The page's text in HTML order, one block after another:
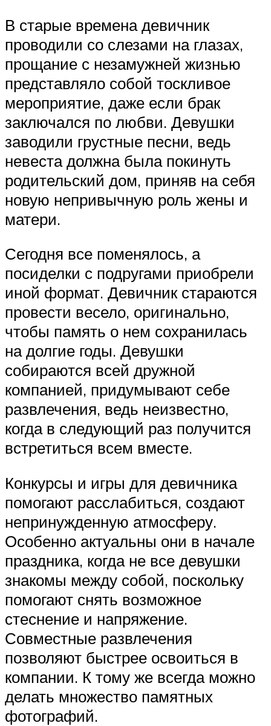
В старые времена девичник
проводили со слезами на глазах,
прощание с незамужней жизнью
представляло собой тоскливое
мероприятие, даже если брак
заключался по любви. Девушки
заводили грустные песни, ведь
невеста должна была покинуть
родительский дом, приняв на себя
новую непривычную роль жены и
матери.
Сегодня все поменялось, а
посиделки с подругами приобрели
иной формат. Девичник стараются
провести весело, оригинально,
чтобы память о нем сохранилась
на долгие годы. Девушки
собираются всей дружной
компанией, придумывают себе
развлечения, ведь неизвестно,
когда в следующий раз получится
встретиться всем вместе.
Конкурсы и игры для девичника
помогают расслабиться, создают
непринужденную атмосферу.
Особенно актуальны они в начале
праздника, когда не все девушки
знакомы между собой, поскольку
помогают снять возможное
стеснение и напряжение.
Совместные развлечения
позволяют быстрее освоиться в
компании. К тому же всегда можно
делать множество памятных
фотографий.